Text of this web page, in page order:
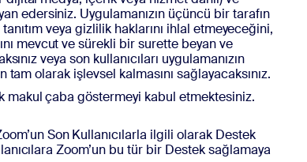
edersiniz. Uygulamanızın üçüncü bir tarafın
veya gizlilik haklarını ihlal etmeyeceğini,
mevcut ve sürekli bir surette beyan ve
veya son kullanıcıları uygulamanızın
olarak işlevsel kalmasını sağlayacaksınız.
makul çaba göstermeyi kabul etmektesiniz.
Son Kullanıcılarla ilgili olarak Destek
Zoom’un bu tür bir Destek sağlamaya